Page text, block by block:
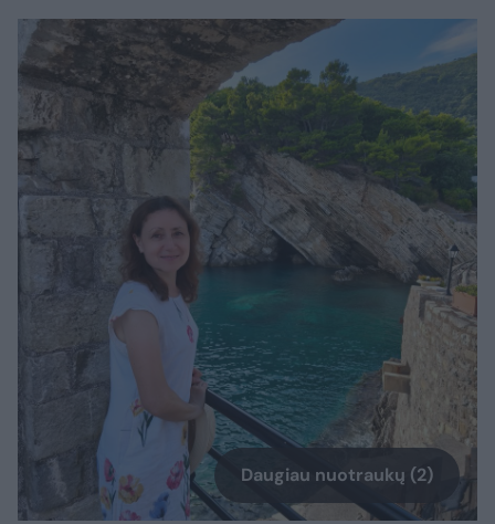
Daugiau nuotraukų (2)